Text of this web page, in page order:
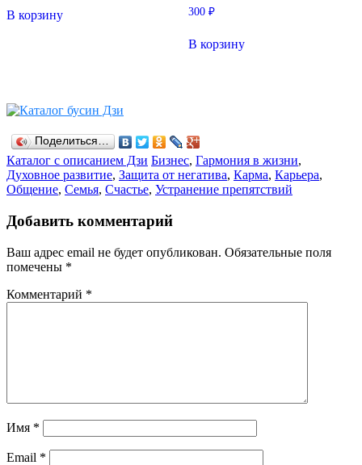
В корзину 300 ₽
В корзину
Поделиться…
Рубрики
Каталог с описанием Дзи Теги
Бизнес, Гармония в жизни,
Духовное развитие, Защита от негатива, Карма, Карьера,
Общение, Семья, Счастье, Устранение препятствий
Добавить комментарий
Ваш адрес email не будет опубликован. Обязательные поля
помечены *
Комментарий *
Имя *
Email *